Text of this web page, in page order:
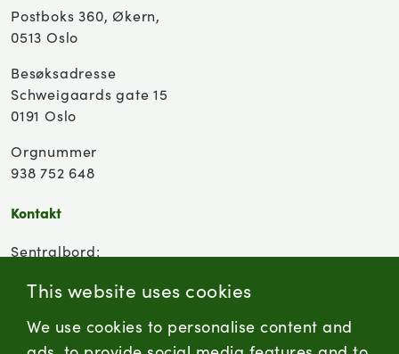
This website uses cookies
We use cookies to personalise content and
Postboks 360, Økern,
0513 Oslo
Besøksadresse
Schweigaards gate 15
0191 Oslo
Orgnummer
938 752 648
Kontakt
Sentralbord:
Kontaktskjema